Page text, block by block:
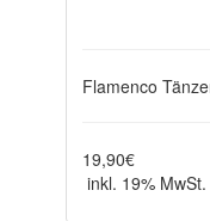
Flamenco
19,90€
inkl. 19%